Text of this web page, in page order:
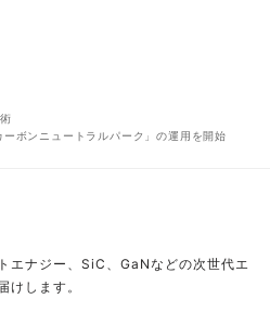
ボンニュートラルパーク」の運用を開始
エナジー、SiC、GaNなどの次世代エ
けします。